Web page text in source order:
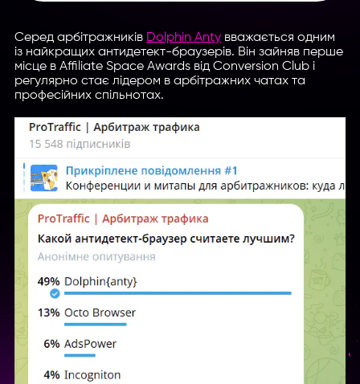
Серед арбітражників Dolphin Antyвважається одним
із найкращих антидетект-браузерів. Він зайняв перше
місце в Affiliate Space Awards від Conversion Club і
регулярно стає лідером в арбітражних чатах та
професійних спільнотах.